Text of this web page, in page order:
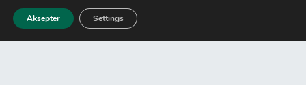
Aksepter Settings